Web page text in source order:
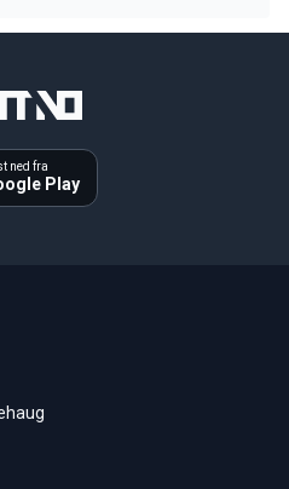
ned fra
Play